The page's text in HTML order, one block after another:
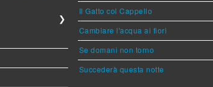
❯
Il Gatto col Cappello
Cambiare l'acqua ai fiori
Se domani non torno
Succederà questa notte